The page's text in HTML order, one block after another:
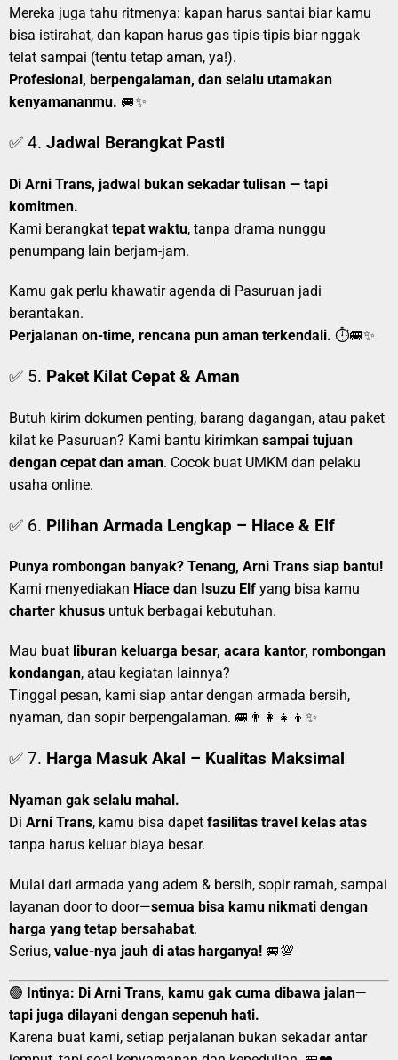
Mereka juga tahu ritmenya: kapan harus santai biar kamu
bisa istirahat, dan kapan harus gas tipis-tipis biar nggak
telat sampai (tentu tetap aman, ya!).
Profesional, berpengalaman, dan selalu utamakan
kenyamananmu. 🚐✨
✅ 4. Jadwal Berangkat Pasti
Di Arni Trans, jadwal bukan sekadar tulisan — tapi
komitmen.
Kami berangkat tepat waktu, tanpa drama nunggu
penumpang lain berjam-jam.
Kamu gak perlu khawatir agenda di Pasuruan jadi
berantakan.
Perjalanan on-time, rencana pun aman terkendali. ⏱️🚐✨
✅ 5. Paket Kilat Cepat & Aman
Butuh kirim dokumen penting, barang dagangan, atau paket
kilat ke Pasuruan? Kami bantu kirimkan sampai tujuan
dengan cepat dan aman. Cocok buat UMKM dan pelaku
usaha online.
✅ 6. Pilihan Armada Lengkap – Hiace & Elf
Punya rombongan banyak? Tenang, Arni Trans siap bantu!
Kami menyediakan Hiace dan Isuzu Elf yang bisa kamu
charter khusus untuk berbagai kebutuhan.
Mau buat liburan keluarga besar, acara kantor, rombongan
kondangan, atau kegiatan lainnya?
Tinggal pesan, kami siap antar dengan armada bersih,
nyaman, dan sopir berpengalaman. 🚐👨‍👩‍👧‍👦✨
✅ 7. Harga Masuk Akal – Kualitas Maksimal
Nyaman gak selalu mahal.
Di Arni Trans, kamu bisa dapet fasilitas travel kelas atas
tanpa harus keluar biaya besar.
Mulai dari armada yang adem & bersih, sopir ramah, sampai
layanan door to door—semua bisa kamu nikmati dengan
harga yang tetap bersahabat.
Serius, value-nya jauh di atas harganya! 🚐💯
🟢 Intinya: Di Arni Trans, kamu gak cuma dibawa jalan—
tapi juga dilayani dengan sepenuh hati.
Karena buat kami, setiap perjalanan bukan sekadar antar